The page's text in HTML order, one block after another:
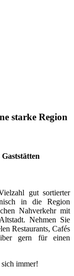
starke Region
gut sortierter
in die Region
Nahverkehr mit
Nehmen Sie
Restaurants, Cafés
gern für einen
immer!